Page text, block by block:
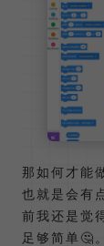
那如何才能
也就是会有
前我还是觉
足够简单🤔。